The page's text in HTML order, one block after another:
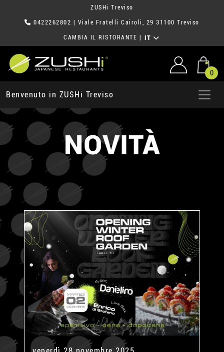
ZUSHi Treviso
0422262802 | Viale Fratelli Cairoli, 29 31100 Treviso
CAMBIA IL RISTORANTE IT
0
Benvenuto in ZUSHi Treviso
NOVITÀ